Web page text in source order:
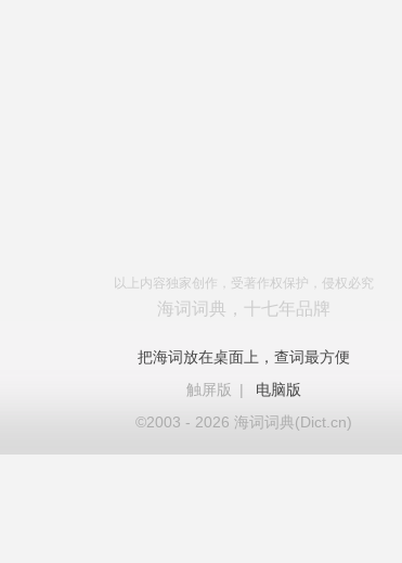
以上内容独家创作，受著作权保护，侵权必究
海词词典，十七年品牌
把海词放在桌面上，查词最方便
触屏版
|
电脑版
©2003 - 2026 海词词典(Dict.cn)